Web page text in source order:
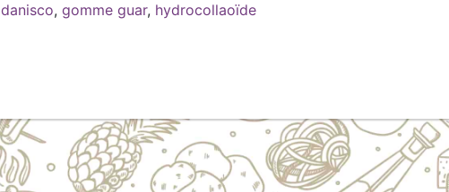
danisco, gomme guar, hydrocollaoïde